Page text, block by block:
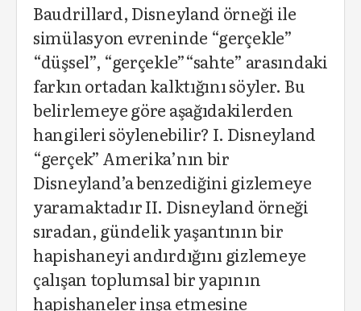
Baudrillard, Disneyland örneği ile
simülasyon evreninde “gerçekle”
“düşsel”, “gerçekle”“sahte” arasındaki
farkın ortadan kalktığını söyler. Bu
belirlemeye göre aşağıdakilerden
hangileri söylenebilir? I. Disneyland
“gerçek” Amerika’nın bir
Disneyland’a benzediğini gizlemeye
yaramaktadır II. Disneyland örneği
sıradan, gündelik yaşantının bir
hapishaneyi andırdığını gizlemeye
çalışan toplumsal bir yapının
hapishaneler inşa etmesine